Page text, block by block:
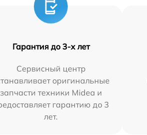
Гарантия до 3-х лет
Сервисный центр
оригинальные
запчасти техники Midea и
гарантию до 3
лет.